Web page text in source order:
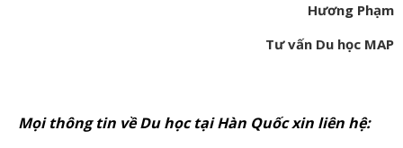
Hương Phạm
Tư vấn Du học MAP
Mọi thông tin về Du học tại Hàn Quốc xin liên hệ: